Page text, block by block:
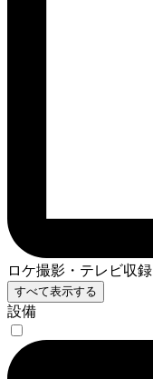
ロケ撮影・テレビ収録
すべて表示する
設備